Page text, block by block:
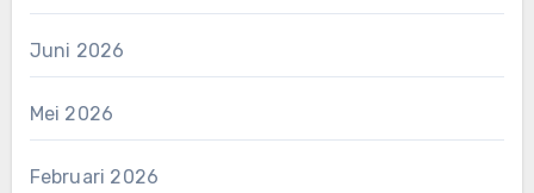
Juni 2026
Mei 2026
Februari 2026